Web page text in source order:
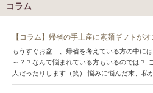
コラム
【コラム】帰省の手土産に素麺ギフトが
もうすぐお盆…、帰省を考えている方の中に
～？？なんて悩まれている方もいるのでは？
人だったりします（笑） 悩みに悩んだ末、